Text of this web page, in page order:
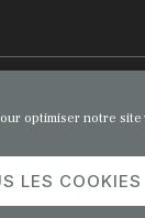
optimiser notre
LES COOKIES
of Service